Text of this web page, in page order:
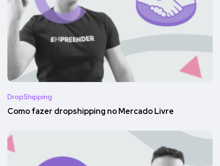
DropShipping
Como fazer dropshipping no Mercado Livre